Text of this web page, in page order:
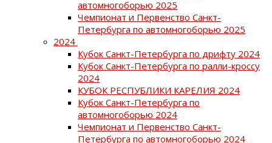
автомногоборью 2025
Чемпионат и Первенство Санкт-
Петербурга по автомногоборью 2025
2024
Кубок Санкт-Петербурга по дрифту 2024
Кубок Санкт-Петербурга по ралли-кроссу
2024
КУБОК РЕСПУБЛИКИ КАРЕЛИЯ 2024
Кубок Санкт-Петербурга по
автомногоборью 2024
Чемпионат и Первенство Санкт-
Петербурга по автомногоборью 2024